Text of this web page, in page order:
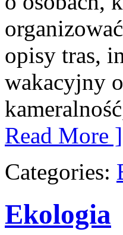
opisy tras,
wakacyjny
Read More ]
Categories:
Ekologia